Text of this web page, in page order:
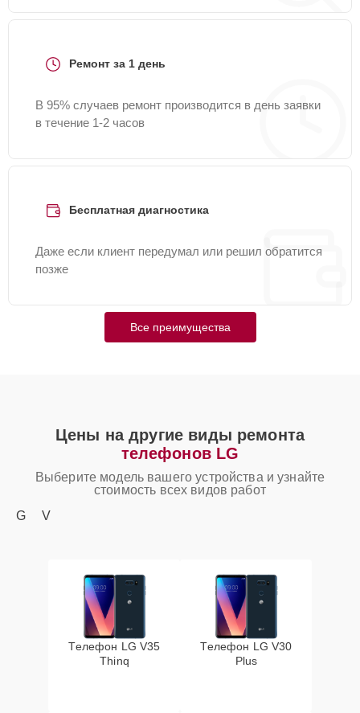
Ремонт за 1 день
В 95% случаев ремонт производится в день заявки
в течение 1-2 часов
Бесплатная диагностика
Даже если клиент передумал или решил обратится
позже
Все преимущества
Цены на другие виды ремонта
телефонов LG
Выберите модель вашего устройства и узнайте
стоимость всех видов работ
G
V
Телефон LG V35
Thinq
Телефон LG V30
Plus